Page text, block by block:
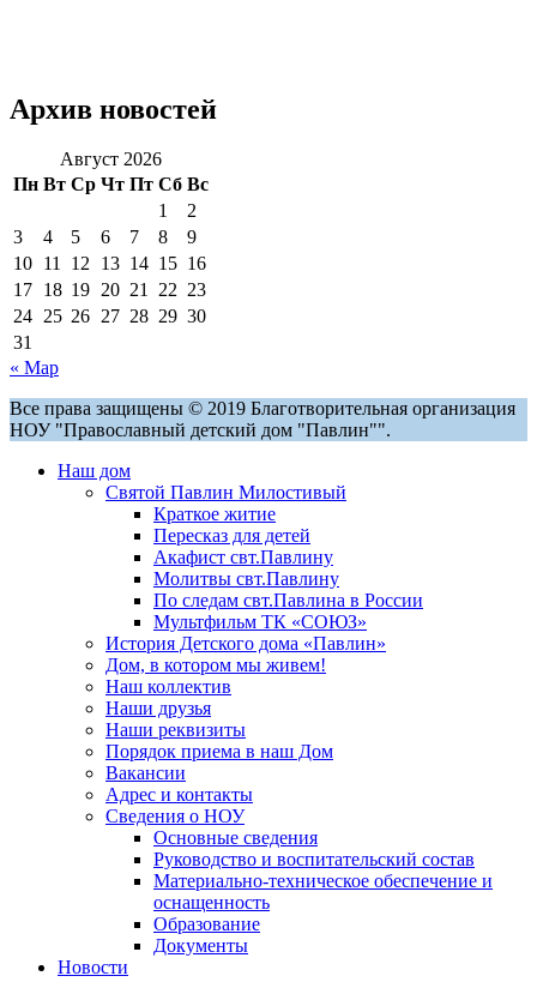
Архив новостей
Август 2026
Пн Вт Ср Чт Пт Сб Вс
1
2
3
4 5 6 7 8
9
10 11 12 13 14 15 16
17 18 19 20 21 22 23
24 25 26 27 28 29 30
31
« Мар
Все права защищены © 2019 Благотворительная организация
НОУ "Православный детский дом "Павлин"".
Наш дом
Святой Павлин Милостивый
Краткое житие
Пересказ для детей
Акафист свт.Павлину
Молитвы свт.Павлину
По следам свт.Павлина в России
Мультфильм ТК «СОЮЗ»
История Детского дома «Павлин»
Дом, в котором мы живем!
Наш коллектив
Наши друзья
Наши реквизиты
Порядок приема в наш Дом
Вакансии
Адрес и контакты
Сведения о НОУ
Основные сведения
Руководство и воспитательский состав
Материально-техническое обеспечение и
оснащенность
Образование
Документы
Новости